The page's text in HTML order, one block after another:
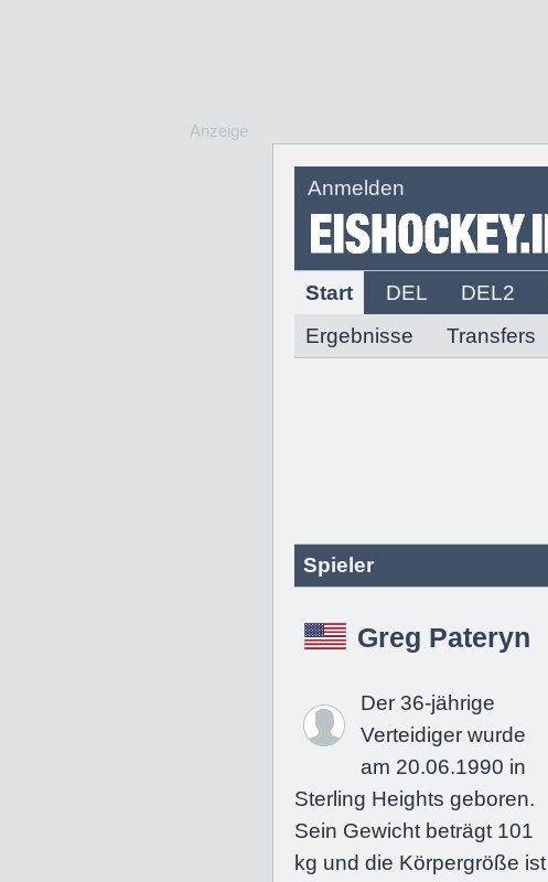
Anmelden
Start DEL DEL2
Ergebnisse
Transfers
Anzeige
Spieler
Greg Pateryn
Der 36-jährige
Verteidiger wurde
am 20.06.1990 in
Sterling Heights geboren.
Sein Gewicht beträgt 101
kg und die Körpergröße ist